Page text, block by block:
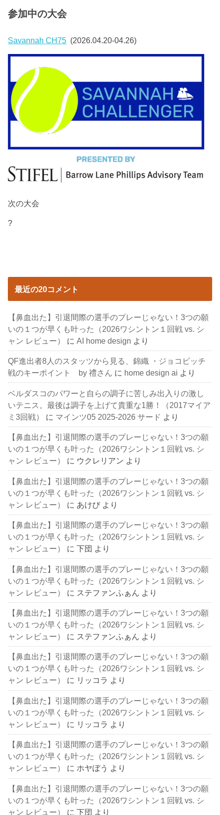
参加中の大会
Savannah CH75 (2026.04.20-04.26)
次の大会
?
最近の20コメント
【鼻血出た】引退間際の選手のプレーじゃない！3つの願
いの１つが早くも叶った（2026ワシントン１回戦 vs. シ
ャン レビュー）
にAI home design より
QF進出者8人のスタッツから見る、錦織 ・ジョコビッチ
戦のキーポイント by 禮さん に home design ai より
ベルダスコのパワーと自らの調子に苦しみ出入りの激し
いテニス。最後は調子を上げて貴重な1勝！（2017マイア
ミ3回戦）
に マインツ05 2025-2026 サード より
【鼻血出た】引退間際の選手のプレーじゃない！3つの願
いの１つが早くも叶った（2026ワシントン１回戦 vs. シ
ャン レビュー）
に ウクレリアン より
【鼻血出た】引退間際の選手のプレーじゃない！3つの願
いの１つが早くも叶った（2026ワシントン１回戦 vs. シ
ャン レビュー）
に あけび より
【鼻血出た】引退間際の選手のプレーじゃない！3つの願
いの１つが早くも叶った（2026ワシントン１回戦 vs. シ
ャン レビュー）
に下団 より
【鼻血出た】引退間際の選手のプレーじゃない！3つの願
いの１つが早くも叶った（2026ワシントン１回戦 vs. シ
ャン レビュー）
に ステファンふぁん より
【鼻血出た】引退間際の選手のプレーじゃない！3つの願
いの１つが早くも叶った（2026ワシントン１回戦 vs. シ
ャン レビュー）
に ステファンふぁん より
【鼻血出た】引退間際の選手のプレーじゃない！3つの願
いの１つが早くも叶った（2026ワシントン１回戦 vs. シ
ャン レビュー）
に リッコラ より
【鼻血出た】引退間際の選手のプレーじゃない！3つの願
いの１つが早くも叶った（2026ワシントン１回戦 vs. シ
ャン レビュー）
に リッコラ より
【鼻血出た】引退間際の選手のプレーじゃない！3つの願
いの１つが早くも叶った（2026ワシントン１回戦 vs. シ
ャン レビュー）
に ホヤぼう より
【鼻血出た】引退間際の選手のプレーじゃない！3つの願
いの１つが早くも叶った（2026ワシントン１回戦 vs. シ
ャン レビュー）
に下団 より